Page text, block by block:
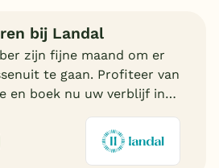
bij Landal
zijn fijne maand om er
te gaan. Profiteer van
en boek nu uw verblijf in